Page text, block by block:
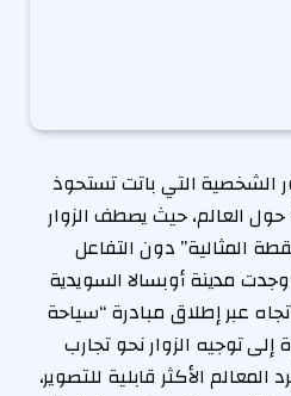
التي باتت تستحوذ
العالم، حيث يصطف الزوار
المثالية” دون التفاعل
مدينة أوبسالا السويدية
عبر إطلاق مبادرة “سياحة
توجيه الزوار نحو تجارب
الأكثر قابلية للتصوير،